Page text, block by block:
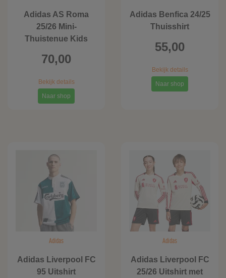
Adidas AS Roma
25/26 Mini-
Thuistenue Kids
70,00
Bekijk details
Naar shop
Adidas Benfica 24/25
Thuisshirt
55,00
Bekijk details
Naar shop
Adidas
Adidas Liverpool FC
95 Uitshirt
Adidas
Adidas Liverpool FC
25/26 Uitshirt met